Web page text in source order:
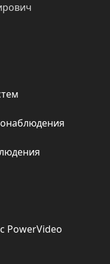
PowerVideo